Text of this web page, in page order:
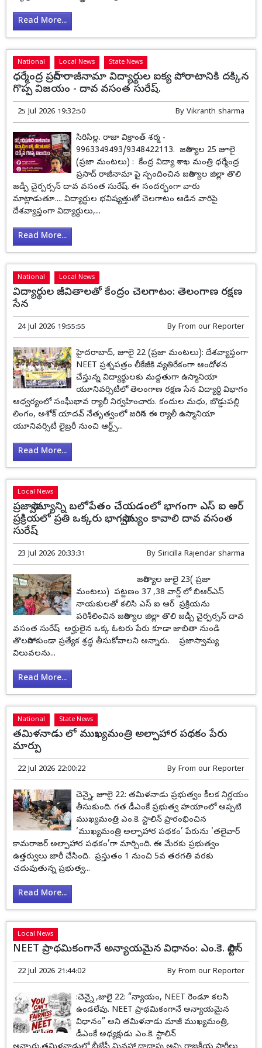
Read More...
National Local News State News
ధర్మేంద్ర ప్రసాద్ రాజీనామా విద్యార్థుల ఐక్య పోరాటానికి దక్కిన
గొప్ప విజయం - దావ వసంత సురేష్.
25 Jul 2026 19:32:50 By Vikranth sharma
సిరిసిల్ల. రాజా విక్రాంత్ శర్మ -
9963349493/9348422113. జగిత్యాల 25 జూలై
(ప్రజా మంటలు) : కేంద్ర విద్యా శాఖ మంత్రి ధర్మేంద్ర
ప్రసాద్ రాజీనామా పై స్పందించిన జగిత్యాల జిల్లా తొలి
జడ్పీ చైర్పర్సన్ దావ వసంత సురేష్. ఈ సందర్భంగా వారు
మాట్లాడుతూ.... విద్యార్థుల భవిష్యత్తుతో చెలగాటం ఆడిన వారిపై
దేశవ్యాప్తంగా విద్యార్థులు,...
Read More...
National Local News
విద్యార్థుల జీవితాలతో కేంద్రం చెలగాటం: తెలంగాణ రక్షణ
సేన
24 Jul 2026 19:55:55 By From our Reporter
హైదరాబాద్, జూలై 22 (ప్రజా మంటలు): దేశవ్యాప్తంగా
NEET ప్రశ్నపత్రం లీకేజీకి వ్యతిరేకంగా ఆందోళన
చేస్తున్న విద్యార్థులకు మద్దతుగా ఉస్మానియా
యూనివర్సిటీలో తెలంగాణ రక్షణ సేన విద్యార్థి విభాగం
ఆధ్వర్యంలో సంఘీభావ ర్యాలీ నిర్వహించారు. కందుల మధు, బొడ్డుపల్లి
లింగం, అశోక్ యాదవ్ నేతృత్వంలో జరిగిన ఈ ర్యాలీ ఉస్మానియా
యూనివర్సిటీ లైబ్రరీ నుంచి ఆర్ట్స్...
Read More...
Local News
ప్రజాస్వామ్యాన్ని బలోపేతం చేయడంలో భాగంగా ఎస్ ఐ ఆర్
ప్రక్రియలో ప్రతి ఒక్కరు భాగస్వామ్యం కావాలి దావ వసంత
సురేష్
23 Jul 2026 20:33:31 By Siricilla Rajendar sharma
జగిత్యాల జులై 23( ప్రజా
మంటలు) పట్టణం 37 ,38 వార్డ్ లో బిఆర్ఎస్
నాయకులతో కలిసి ఎస్ ఐ ఆర్ ప్రక్రియను
పరిశీలించిన జగిత్యాల జిల్లా తొలి జడ్పీ చైర్పర్సన్ దావ
వసంత సురేష్ అర్హులైన ఒక్క ఓటరు పేరు కూడా జాబితా నుండి
తొలగిపోకుండా ప్రత్యేక శ్రద్ధ తీసుకోవాలని అన్నారు. ప్రజాస్వామ్య
విలువలను...
Read More...
National State News
తమిళనాడు లో ముఖ్యమంత్రి అల్పాహార పథకం పేరు
మార్పు
22 Jul 2026 22:00:22 By From our Reporter
చెన్నై, జూలై 22: తమిళనాడు ప్రభుత్వం కీలక నిర్ణయం
తీసుకుంది. గత డీఎంకే ప్రభుత్వ హయాంలో అప్పటి
ముఖ్యమంత్రి ఎం.కె. స్టాలిన్ ప్రారంభించిన
‘ముఖ్యమంత్రి అల్పాహార పథకం’ పేరును 'తలైవార్
కామరాజర్ అల్పాహార పథకం’గా మార్చింది. ఈ మేరకు ప్రభుత్వం
ఉత్తర్వులు జారీ చేసింది. ప్రస్తుతం 1 నుంచి 5వ తరగతి వరకు
చదువుతున్న ప్రభుత్వ...
Read More...
Local News
NEET ప్రాథమికంగానే అన్యాయమైన విధానం: ఎం.కె. స్టాలిన్
22 Jul 2026 21:44:02 By From our Reporter
:చెన్నై ,జులై 22: “న్యాయం, NEET రెండూ కలసి
ఉండలేవు. NEET ప్రాథమికంగానే అన్యాయమైన
విధానం” అని తమిళనాడు మాజీ ముఖ్యమంత్రి,
డీఎంకే అధ్యక్షుడు ఎం.కె. స్టాలిన్